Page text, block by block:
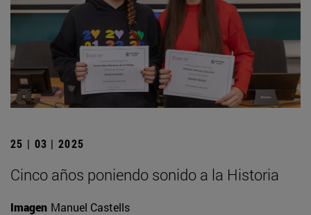
25 | 03 | 2025
Cinco años poniendo sonido a la Historia
Imagen Manuel Castells